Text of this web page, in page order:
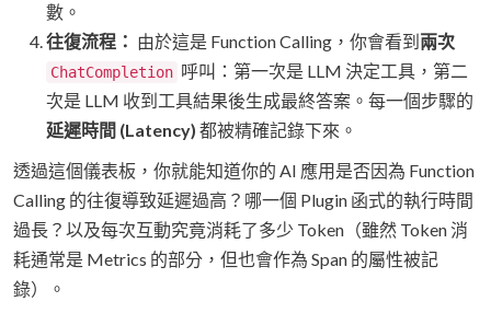
數。
往復流程： 由於這是 Function Calling，你會看到 兩次
ChatCompletion 呼叫：第一次是 LLM 決定工具，第二
次是 LLM 收到工具結果後生成最終答案。每一個步驟的
延遲時間 (Latency) 都被精確記錄下來。
透過這個儀表板，你就能知道你的 AI 應用是否因為 Function
Calling 的往復導致延遲過高？哪一個 Plugin 函式的執行時間
過長？以及每次互動究竟消耗了多少 Token（雖然 Token 消
耗通常是 Metrics 的部分，但也會作為 Span 的屬性被記
錄）。